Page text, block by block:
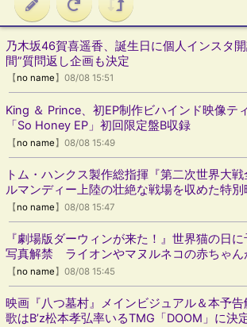
乃木坂46賀喜遥香、誕生日に個人インスタ
間”質問返し企画も決定
【no name 】08/08 15:51
King ＆ Prince、初EP制作ビハインド映像テ
「So Honey EP」初回限定盤B収録
【no name】08/08 15:49
トム・ハンクス製作総指揮『第二次世界大
ルマンディー上陸の壮絶な戦場を収めた特別
【no name】08/08 15:47
『劇場版ダーウィンが来た！』世界猫の日
写真解禁 ライオンやマヌルネコの赤ちゃん
【no name】08/08 15:45
映画『八つ墓村』メインビジュアル＆本予
歌はB’z松本孝弘率いるTMG「DOOM」に決